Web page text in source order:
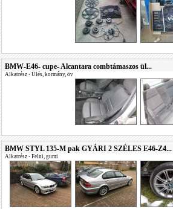
BMW-E46- cupe- Alcantara combtámaszos ül...
Alkatrész • Ülés, kormány, öv
BMW STYL 135-M pak GYÁRI 2 SZÉLES E46-Z4...
Alkatrész • Felni, gumi